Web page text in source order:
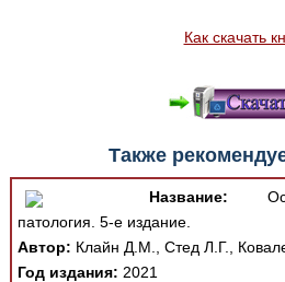
Как скачать
Также
Название:
патология. 5-е издание.
Автор: Клайн Д.М., Стед Л.Г.,
Год издания: 2021